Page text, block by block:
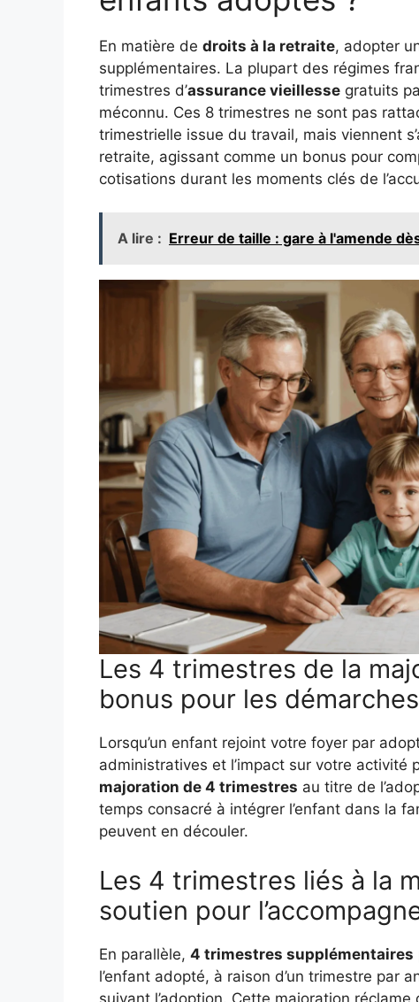
En matière de droits à la retraite, adopter
supplémentaires. La plupart des régimes
trimestres d’assurance vieillesse gratuits
méconnu. Ces 8 trimestres ne sont pas
trimestrielle issue du travail, mais viennent
retraite, agissant comme un bonus pour
cotisations durant les moments clés de
A lire : Erreur de taille : gare à l'amende
Les 4 trimestres de la
bonus pour les
Lorsqu’un enfant rejoint votre foyer par
administratives et l’impact sur votre activité
majoration de 4 trimestres au titre de
temps consacré à intégrer l’enfant dans la
peuvent en découler.
Les 4 trimestres liés à la
soutien pour
En parallèle, 4 trimestres supplémentaires
l’enfant adopté, à raison d’un trimestre par
suivant l’adoption. Cette majoration